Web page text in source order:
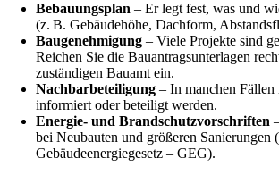
Bebauungsplan – Er legt fest, was und
(z. B. Gebäudehöhe, Dachform,
Baugenehmigung – Viele Projekte sind
Reichen Sie die Bauantragsunterlagen
zuständigen Bauamt ein.
Nachbarbeteiligung – In manchen Fällen
informiert oder beteiligt werden.
Energie- und Brandschutzvorschriften
bei Neubauten und größeren Sanierungen
Gebäudeenergiegesetz – GEG).